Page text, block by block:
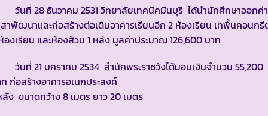
ที่ 28 ธันวาคม 2531 วิทยาลัยเทคนิคมีนบุรี ได้นำนักศึกษาออกค่
าพัฒนาและก่อสร้างต่อเติมอาคารเรียนอีก 2 ห้องเรียน เทพื้นคอนกรี
องเรียน และห้องส้วม 1 หลัง มูลค่าประมาณ 126,600 บาท
21 มกราคม 2534 สำนักพระราชวังได้มอบเงินจำนวน 55,200
ก่อสร้างอาคารอเนกประสงค์
ลัง ขนาดกว้าง 8 เมตร ยาว 20 เมตร